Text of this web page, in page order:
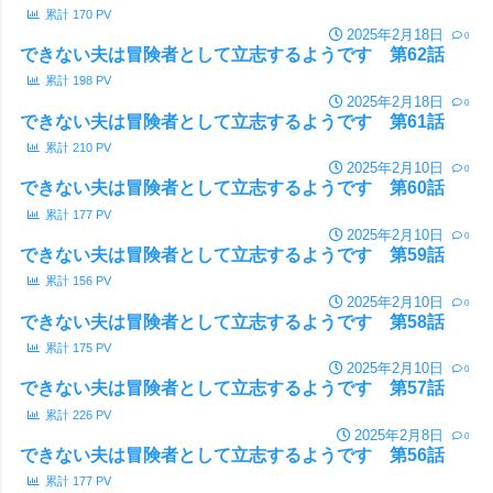
累計 170 PV
2025年2月18日 0
できない夫は冒険者として立志するようです 第62話
累計 198 PV
2025年2月18日 0
できない夫は冒険者として立志するようです 第61話
累計 210 PV
2025年2月10日 0
できない夫は冒険者として立志するようです 第60話
累計 177 PV
2025年2月10日 0
できない夫は冒険者として立志するようです 第59話
累計 156 PV
2025年2月10日 0
できない夫は冒険者として立志するようです 第58話
累計 175 PV
2025年2月10日 0
できない夫は冒険者として立志するようです 第57話
累計 226 PV
2025年2月8日 0
できない夫は冒険者として立志するようです 第56話
累計 177 PV